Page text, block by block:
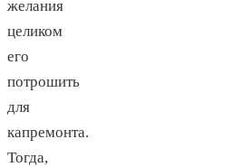
желания
целиком
его
потрошить
для
капремонта.
Тогда,